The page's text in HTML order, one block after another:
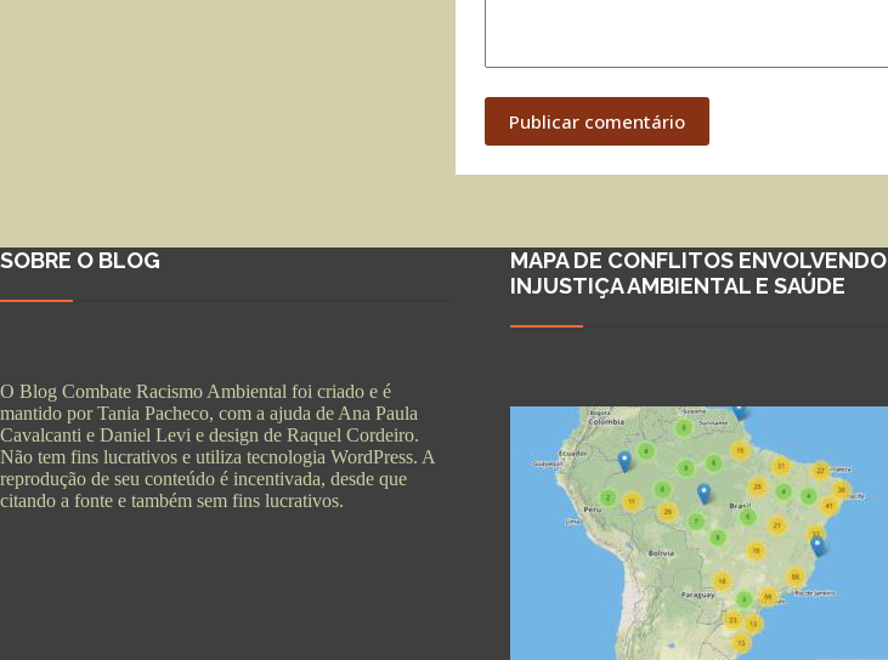
Publicar comentário
SOBRE O BLOG
O Blog Combate Racismo Ambiental foi criado e é
mantido por Tania Pacheco, com a ajuda de Ana Paula
Cavalcanti e Daniel Levi e design de Raquel Cordeiro.
Não tem fins lucrativos e utiliza tecnologia WordPress. A
reprodução de seu conteúdo é incentivada, desde que
citando a fonte e também sem fins lucrativos.
MAPA DE CONFLITOS ENVOLVENDO
INJUSTIÇA AMBIENTAL E SAÚDE